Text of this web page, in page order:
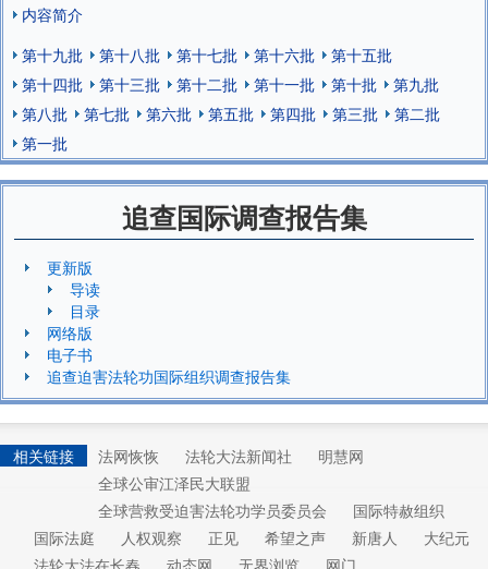
内容简介
第十九批
第十八批 第十七批 第十六批
第十五批
第十四批
第十三批 第十二批 第十一批 第十批
第九批
第八批
第七批 第六批 第五批 第四批 第三批
第二批
第一批
追查国际调查报告集
更新版
导读
目录
网络版
电子书
追查迫害法轮功国际组织调查报告集
相关链接 法网恢恢 法轮大法新闻社
明慧网
全球公审江泽民大联盟
全球营救受迫害法轮功学员委员会
国际特赦组织
国际法庭
人权观察 正见 希望之声 新唐人
大纪元
法轮大法在长春
动态网 无界浏览 网门